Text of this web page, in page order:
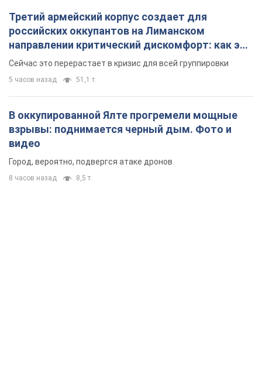
Третий армейский корпус создает для
российских оккупантов на Лиманском
направлении критический дискомфорт: как это
удалось
Сейчас это перерастает в кризис для всей группировки
5 часов назад 51,1 т.
В оккупированной Ялте прогремели мощные
взрывы: поднимается черный дым. Фото и
видео
Город, вероятно, подвергся атаке дронов
8 часов назад 8,5 т.